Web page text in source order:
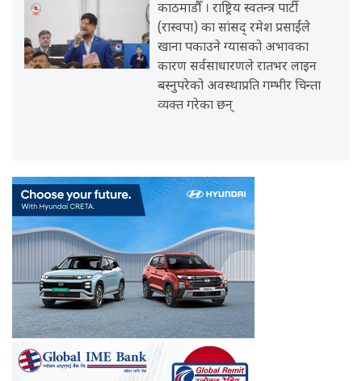
काठमाडौँ । राष्ट्रिय स्वतन्त्र पार्टी
(रास्वपा) का सांसद् रमेश प्रसाईंले
खाना पकाउने ग्यासको अभावका
कारण सर्वसाधारणले रातभर लाइन
बस्नुपरेको अवस्थाप्रति गम्भीर चिन्ता
व्यक्त गरेका छन्